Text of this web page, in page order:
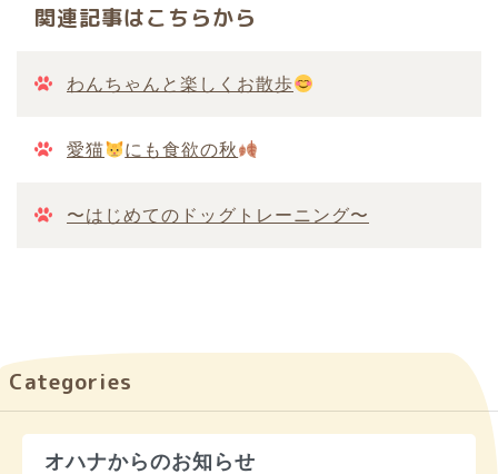
関連記事はこちらから
わんちゃんと楽しくお散歩
愛猫 にも食欲の秋
〜はじめてのドッグトレーニング〜
Categories
オハナからのお知らせ